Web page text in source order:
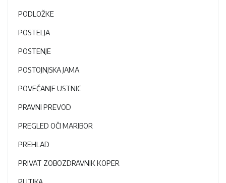
PODLOŽKE
POSTELJA
POSTENJE
POSTOJNJSKA JAMA
POVEČANJE USTNIC
PRAVNI PREVOD
PREGLED OČI MARIBOR
PREHLAD
PRIVAT ZOBOZDRAVNIK KOPER